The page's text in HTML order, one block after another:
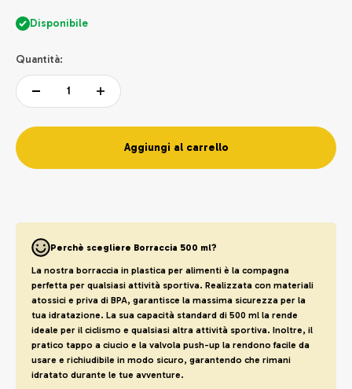
Disponibile
Quantità:
Aggiungi al carrello
Perchè scegliere Borraccia 500 ml?
La nostra borraccia in plastica per alimenti è la compagna
perfetta per qualsiasi attività sportiva. Realizzata con materiali
atossici e priva di BPA, garantisce la massima sicurezza per la
tua idratazione. La sua capacità standard di 500 ml la rende
ideale per il ciclismo e qualsiasi altra attività sportiva. Inoltre, il
pratico tappo a ciucio e la valvola push-up la rendono facile da
usare e richiudibile in modo sicuro, garantendo che rimani
idratato durante le tue avventure.